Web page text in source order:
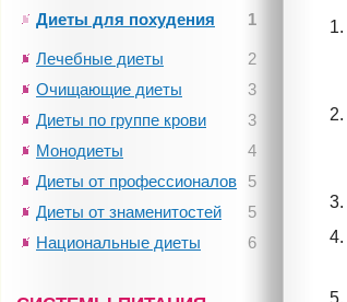
1
Диеты для похудения
2
Лечебные диеты
3
Очищающие диеты
3
Диеты по группе крови
4
Монодиеты
5
Диеты от профессионалов
5
Диеты от знаменитостей
6
Национальные диеты